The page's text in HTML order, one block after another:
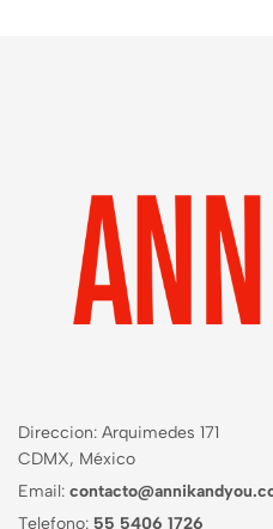
Direccion: Arquimedes 171
CDMX, México
Email:
Telefono: 55 5406 1726